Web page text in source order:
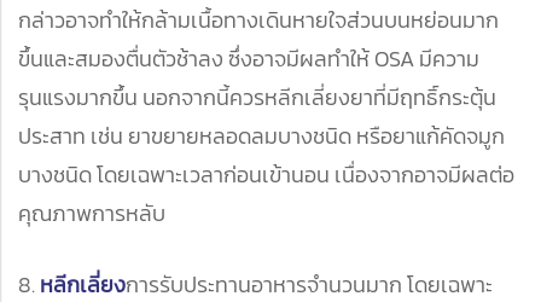
กล่าวอาจทำให้กล้ามเนื้อทางเดินหายใจส่วนบนหย่อนมาก
ขึ้นและสมองตื่นตัวช้าลง ซึ่งอาจมีผลทำให้ OSA มีความ
รุนแรงมากขึ้น นอกจากนี้ควรหลีกเลี่ยงยาที่มีฤทธิ์กระตุ้น
ประสาท เช่น ยาขยายหลอดลมบางชนิด หรือยาแก้คัดจมูก
บางชนิด โดยเฉพาะเวลาก่อนเข้านอน เนื่องจากอาจมีผลต่อ
คุณภาพการหลับ
8.หลีกเลี่ยงการรับประทานอาหารจำนวนมาก โดยเฉพาะ